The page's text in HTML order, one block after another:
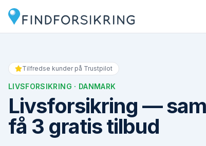
Tilfredse kunder på Trustpilot
LIVSFORSIKRING · DANMARK
Livsforsikring —
få 3 gratis tilbud